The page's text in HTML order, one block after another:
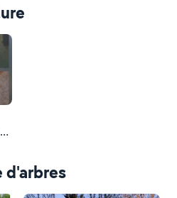
d'arbres